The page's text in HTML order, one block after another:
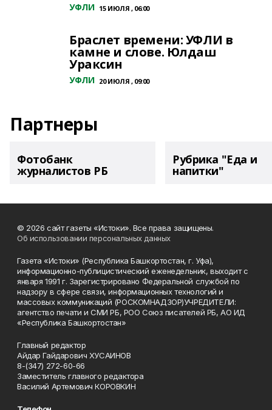
УФЛИ 15 ИЮЛЯ , 06:00
Браслет времени: УФЛИ в
камне и слове. Юлдаш
Ураксин
УФЛИ 20 ИЮЛЯ , 09:00
Партнеры
Фотобанк
журналистов РБ
Рубрика "Еда и
напитки"
© 2026 сайт газеты «Истоки». Все права защищены.
Об использовании персональных данных
Газета «Истоки» (Республика Башкортостан, г. Уфа),
информационно-публицистический еженедельник, выходит с
января 1991 г. Зарегистрировано Федеральной службой по
надзору в сфере связи, информационных технологий и
массовых коммуникаций (РОСКОМНАДЗОР)УЧРЕДИТЕЛИ:
агентство печати и СМИ РБ, РОО Союз писателей РБ, АО ИД
«Республика Башкортостан»
Главный редактор
Айдар Гайдарович ХУСАИНОВ
8-(347) 272-60-66
Заместитель главного редактора
Василий Артемович КОРОВКИН